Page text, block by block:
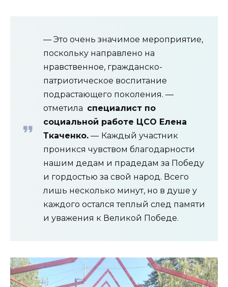
— Это очень значимое мероприятие,
поскольку направлено на
нравственное, гражданско-
патриотическое воспитание
подрастающего поколения. —
отметила специалист по
социальной работе ЦСО Елена
Ткаченко. — Каждый участник
проникся чувством благодарности
нашим дедам и прадедам за Победу
и гордостью за свой народ. Всего
лишь несколько минут, но в душе у
каждого остался теплый след памяти
и уважения к Великой Победе.